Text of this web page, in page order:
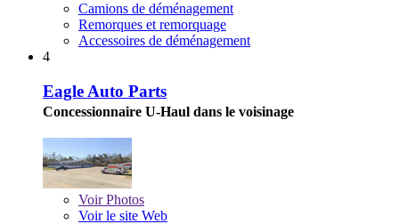
Camions de déménagement
Remorques et remorquage
Accessoires de déménagement
4
Eagle Auto Parts
Concessionnaire U-Haul dans le voisinage
VoirPhotos
Voir le site Web